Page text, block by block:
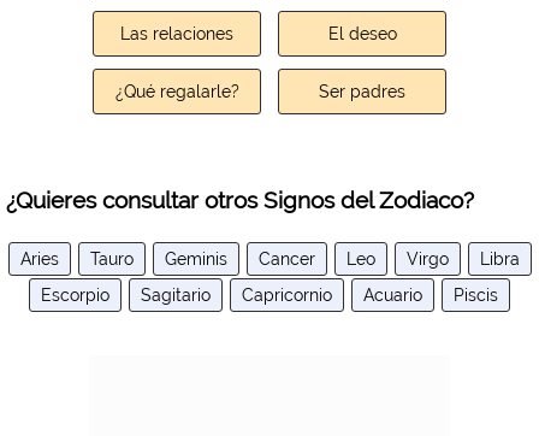
Las relaciones El deseo
¿Qué regalarle? Ser padres
¿Quieres consultar otros Signos del Zodiaco?
Aries Tauro Geminis Cancer Leo Virgo
Libra
Escorpio
Sagitario Capricornio Acuario Piscis